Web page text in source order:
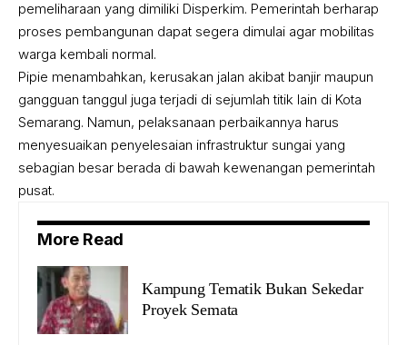
pemeliharaan yang dimiliki Disperkim. Pemerintah berharap
proses pembangunan dapat segera dimulai agar mobilitas
warga kembali normal.
Pipie menambahkan, kerusakan jalan akibat banjir maupun
gangguan tanggul juga terjadi di sejumlah titik lain di Kota
Semarang. Namun, pelaksanaan perbaikannya harus
menyesuaikan penyelesaian infrastruktur sungai yang
sebagian besar berada di bawah kewenangan pemerintah
pusat.
More Read
Kampung Tematik Bukan Sekedar
Proyek Semata